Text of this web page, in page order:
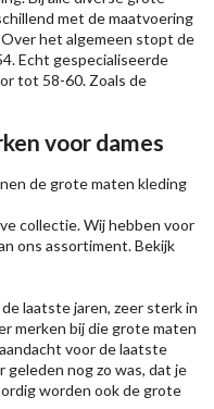
met de maatvoering
het algemeen stopt de
Echt gespecialiseerde
tot 58-60. Zoals de
voor dames
de grote maten kleding
collectie. Wij hebben voor
ons assortiment. Bekijk
laatste jaren, zeer sterk in
merken bij die grote maten
voor de laatste
nog zo was, dat je
worden ook de grote